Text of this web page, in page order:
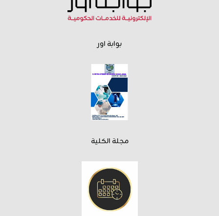
بوابة اور
مجلة الكلية